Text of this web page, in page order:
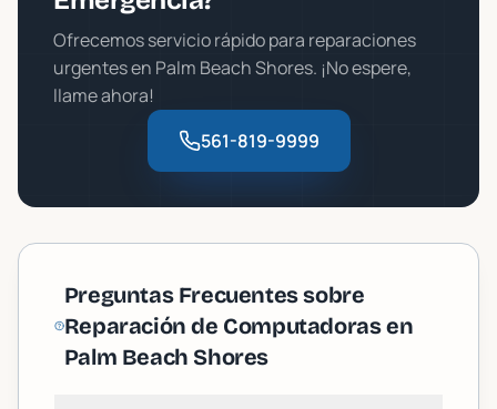
Ofrecemos servicio rápido para reparaciones
urgentes en Palm Beach Shores. ¡No espere,
llame ahora!
561-819-9999
Preguntas Frecuentes sobre
Reparación de Computadoras en
Palm Beach Shores